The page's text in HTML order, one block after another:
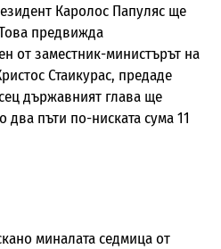
Каролос Папуляс ще
предвижда
от заместник-министърът на
Стаикурас, предаде
държавният глава ще
два пъти по-ниската сума 11
миналата седмица от